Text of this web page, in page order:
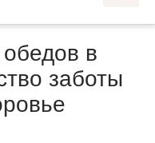
в
заботы